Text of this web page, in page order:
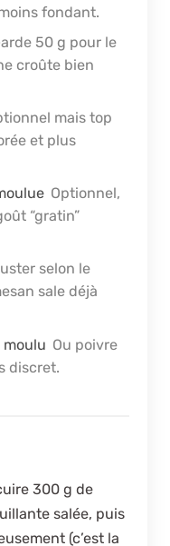
fondant.
50 g pour le
croûte bien
mais top
et plus
Optionnel,
“gratin”
selon le
sale déjà
moulu Ou poivre
discret.
300 g de
salée, puis
(c’est la